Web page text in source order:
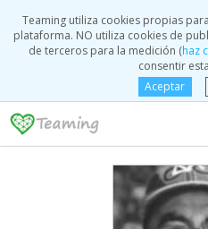
Teaming utiliza cookies propias
plataforma. NO utiliza cookies de
de terceros para la medición (haz
consentir
Aceptar